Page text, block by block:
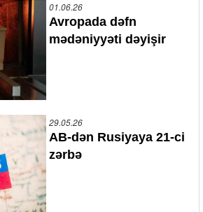
01.06.26
Avropada dəfn
mədəniyyəti dəyişir
29.05.26
AB-dən Rusiyaya 21-ci
zərbə